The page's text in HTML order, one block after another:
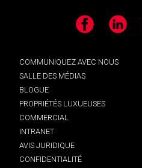
Facebook LinkedIn
COMMUNIQUEZ AVEC NOUS
SALLE DES MÉDIAS
BLOGUE
PROPRIÉTÉS LUXUEUSES
COMMERCIAL
INTRANET
AVIS JURIDIQUE
CONFIDENTIALITÉ